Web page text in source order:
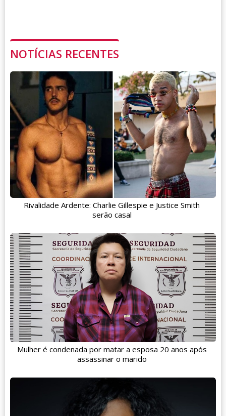
NOTÍCIAS RECENTES
Rivalidade Ardente: Charlie Gillespie e Justice Smith
serão casal
Mulher é condenada por matar a esposa 20 anos após
assassinar o marido